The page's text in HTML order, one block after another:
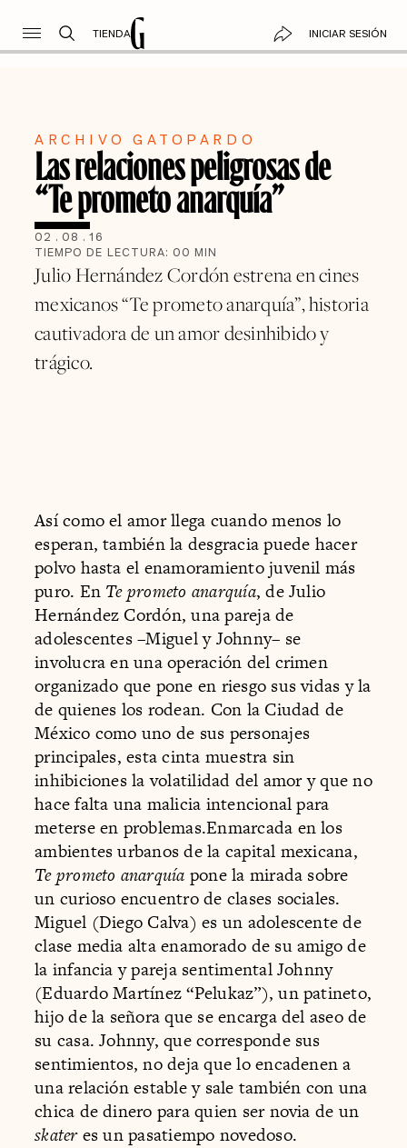
TIENDA INICIAR SESIÓN
ARCHIVO GATOPARDO
Las relaciones peligrosas de
“Te prometo anarquía”
02 . 08 . 16
TIEMPO DE LECTURA: 00 MIN
Julio Hernández Cordón estrena en cines
mexicanos “Te prometo anarquía”, historia
cautivadora de un amor desinhibido y
trágico.
Así como el amor llega cuando menos lo
esperan, también la desgracia puede hacer
polvo hasta el enamoramiento juvenil más
puro. En Te prometo anarquía, de Julio
Hernández Cordón, una pareja de
adolescentes –Miguel y Johnny– se
involucra en una operación del crimen
organizado que pone en riesgo sus vidas y la
de quienes los rodean. Con la Ciudad de
México como uno de sus personajes
principales, esta cinta muestra sin
inhibiciones la volatilidad del amor y que no
hace falta una malicia intencional para
meterse en problemas.Enmarcada en los
ambientes urbanos de la capital mexicana,
Te prometo anarquía pone la mirada sobre
un curioso encuentro de clases sociales.
Miguel (Diego Calva) es un adolescente de
clase media alta enamorado de su amigo de
la infancia y pareja sentimental Johnny
(Eduardo Martínez “Pelukaz”), un patineto,
hijo de la señora que se encarga del aseo de
su casa. Johnny, que corresponde sus
sentimientos, no deja que lo encadenen a
una relación estable y sale también con una
chica de dinero para quien ser novia de un
skateres un pasatiempo novedoso.